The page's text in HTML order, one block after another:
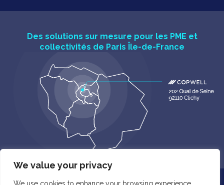
We value your privacy
Des solutions sur mesure pour les PME et
collectivités de Paris Île-de-France